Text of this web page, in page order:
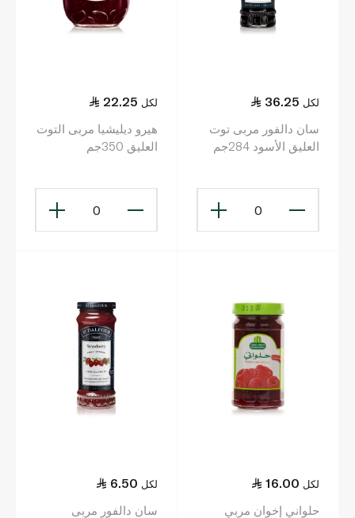
36.25 لكل
سان دالفور مربى توت
العليق الأسود 284جم
0
22.25 لكل
هيرو ديليشيا مربى التوت
العليق 350جم
0
16.00 لكل
حلواني إخوان مربي
6.50 لكل
سان دالفور مربى